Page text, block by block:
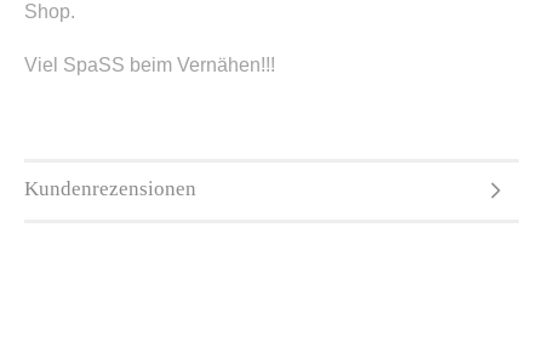
Shop.
Viel SpaSS beim Vernähen!!!
Kundenrezensionen